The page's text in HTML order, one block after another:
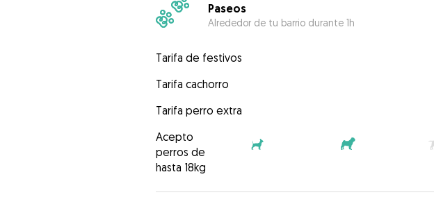
Paseos
Alrededor de tu barrio durante 1h
Tarifa de festivos
Tarifa cachorro
Tarifa perro extra
Acepto
perros de
hasta 18kg